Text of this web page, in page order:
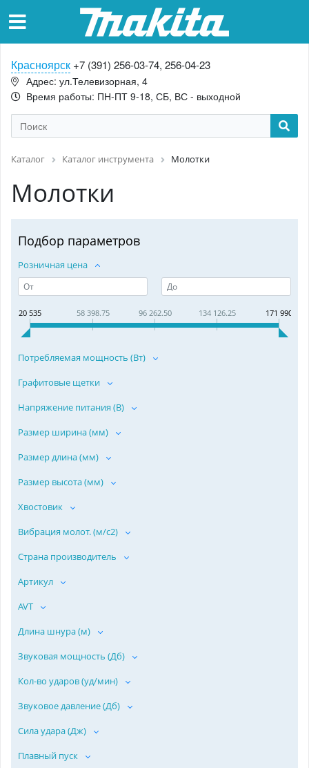
Красноярск +7 (391) 256-03-74, 256-04-23
Адрес: ул.Телевизорная, 4
Время работы: ПН-ПТ 9-18, СБ, ВС - выходной
Каталог Каталог инструмента Молотки
Молотки
Подбор параметров
Розничная цена
20 535 58 398.75 96 262.50 134 126.25 171 990
Потребляемая мощность (Вт)
Графитовые щетки
Напряжение питания (В)
Размер ширина (мм)
Размер длина (мм)
Размер высота (мм)
Хвостовик
Вибрация молот. (м/с2)
Страна производитель
Артикул
AVT
Длина шнура (м)
Звуковая мощность (Дб)
Кол-во ударов (уд/мин)
Звуковое давление (Дб)
Сила удара (Дж)
Плавный пуск